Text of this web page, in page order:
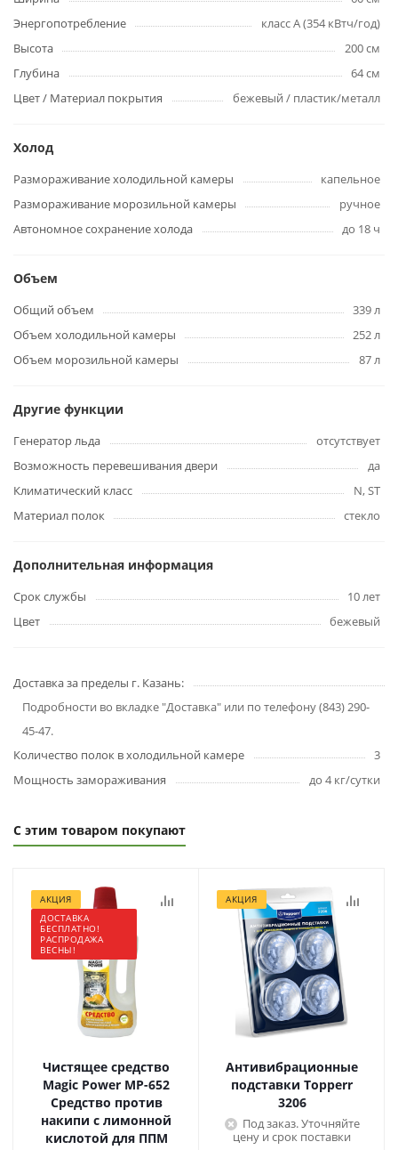
Энергопотребление
класс A (354 кВтч/год)
Высота
200 см
Глубина
64 см
Цвет / Материал покрытия
бежевый / пластик/металл
Холод
Размораживание холодильной камеры
капельное
Размораживание морозильной камеры
ручное
Автономное сохранение холода
до 18 ч
Объем
Общий объем
339 л
Объем холодильной камеры
252 л
Объем морозильной камеры
87 л
Другие функции
Генератор льда
отсутствует
Возможность перевешивания двери
да
Климатический класс
N, ST
Материал полок
стекло
Дополнительная информация
Срок службы
10 лет
Цвет
бежевый
Доставка за пределы г. Казань:
Подробности во вкладке "Доставка" или по телефону (843) 290-
45-47.
Количество полок в холодильной камере
3
Мощность замораживания
до 4 кг/cутки
С этим товаром покупают
АКЦИЯ
ДОСТАВКА
БЕСПЛАТНО!
РАСПРОДАЖА
ВЕСНЫ!
Чистящее средство
Magic Power МР-652
Средство против
накипи с лимонной
кислотой для ППМ
АКЦИЯ
Антивибрационные
подставки Topperr
3206
Под заказ. Уточняйте
цену и срок поставки